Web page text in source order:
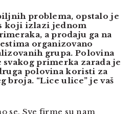
problema, opstalo je
koji izlazi jednom
, a prodaju ga na
organizovano
grupa. Polovina
svakog primerka zarada je
polovina koristi za
broja. “Lice ulice” je vaš
se. Sve firme su nam